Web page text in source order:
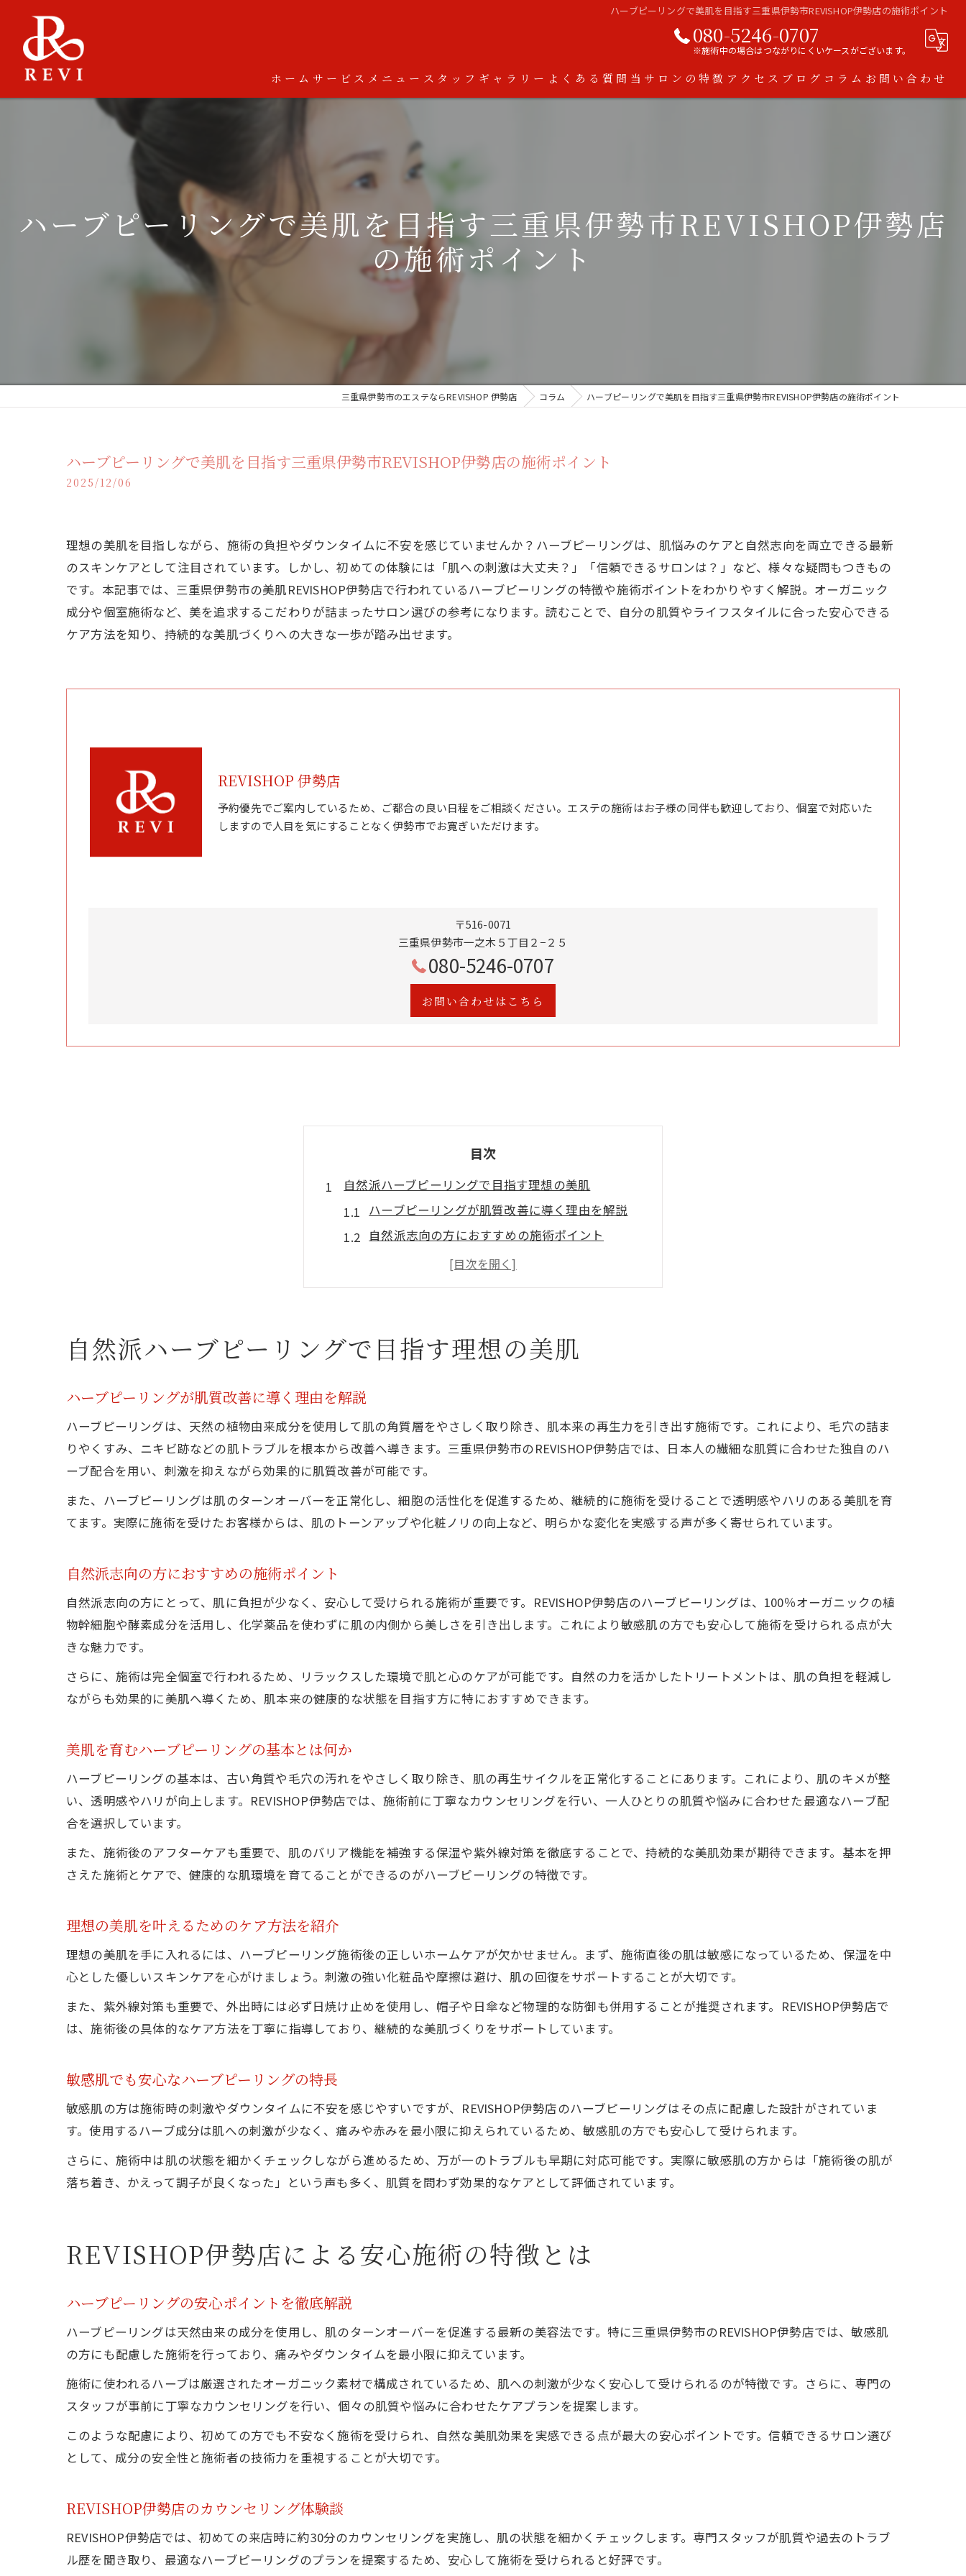
ハーブピーリングで美肌を目指す三重県伊勢市REVISHOP伊勢店の施術ポイント
080-5246-0707
※施術中の場合はつながりにくいケースがございます。
ホーム サービス メニュー スタッフ ギャラリー よくある質問 当サロンの特徴
アトピー
アクセス ブログ コラム お問い合わせ
ハーブピーリングで美肌を目指す三重県伊勢市REVISHOP伊勢店
の施術ポイント
三重県伊勢市のエステならREVISHOP 伊勢店 コラム ハーブピーリングで美肌を目指す三重県伊勢市REVISHOP伊勢店の施術ポイント
ハーブピーリングで美肌を目指す三重県伊勢市REVISHOP伊勢店の施術ポイント
2025/12/06
理想の美肌を目指しながら、施術の負担やダウンタイムに不安を感じていませんか？ハーブピーリングは、肌悩みのケアと自然志向を両立できる最新
のスキンケアとして注目されています。しかし、初めての体験には「肌への刺激は大丈夫？」「信頼できるサロンは？」など、様々な疑問もつきもの
です。本記事では、三重県伊勢市の美肌REVISHOP伊勢店で行われているハーブピーリングの特徴や施術ポイントをわかりやすく解説。オーガニック
成分や個室施術など、美を追求するこだわりが詰まったサロン選びの参考になります。読むことで、自分の肌質やライフスタイルに合った安心できる
ケア方法を知り、持続的な美肌づくりへの大きな一歩が踏み出せます。
REVISHOP 伊勢店
予約優先でご案内しているため、ご都合の良い日程をご相談ください。エステの施術はお子様の同伴も歓迎しており、個室で対応いた
しますので人目を気にすることなく伊勢市でお寛ぎいただけます。
〒516-0071
三重県伊勢市一之木５丁目２−２５
080-5246-0707
お問い合わせはこちら
目次
自然派ハーブピーリングで目指す理想の美肌
ハーブピーリングが肌質改善に導く理由を解説
自然派志向の方におすすめの施術ポイント
美肌を育むハーブピーリングの基本とは何か
理想の美肌を叶えるためのケア方法を紹介
REVISHOP伊勢店による安心施術の特徴とは
ハーブピーリングの安心ポイントを徹底解説
ハーブピーリング施術で得られる安心感とは
個室対応で安心できる美肌サロンの選び方
刺激が少ないハーブピーリングの実際の声
施術後の肌変化とその効果について解説
美肌を持続するための日々のポイント解説
ハーブピーリングが選ばれる理由と効果的な使い方
選ばれるハーブピーリングの魅力を解説
敏感肌対応のハーブピーリング施術環境
施術中の心地よさと美肌への効果を両立
安心して過ごせるサロンの工夫を紹介
自然派ハーブピーリングで目指す理想の美肌
ハーブピーリングが肌質改善に導く理由を解説
ハーブピーリングは、天然の植物由来成分を使用して肌の角質層をやさしく取り除き、肌本来の再生力を引き出す施術です。これにより、毛穴の詰ま
りやくすみ、ニキビ跡などの肌トラブルを根本から改善へ導きます。三重県伊勢市のREVISHOP伊勢店では、日本人の繊細な肌質に合わせた独自のハ
ーブ配合を用い、刺激を抑えながら効果的に肌質改善が可能です。
また、ハーブピーリングは肌のターンオーバーを正常化し、細胞の活性化を促進するため、継続的に施術を受けることで透明感やハリのある美肌を育
てます。実際に施術を受けたお客様からは、肌のトーンアップや化粧ノリの向上など、明らかな変化を実感する声が多く寄せられています。
自然派志向の方におすすめの施術ポイント
自然派志向の方にとって、肌に負担が少なく、安心して受けられる施術が重要です。REVISHOP伊勢店のハーブピーリングは、100％オーガニックの植
物幹細胞や酵素成分を活用し、化学薬品を使わずに肌の内側から美しさを引き出します。これにより敏感肌の方でも安心して施術を受けられる点が大
きな魅力です。
さらに、施術は完全個室で行われるため、リラックスした環境で肌と心のケアが可能です。自然の力を活かしたトリートメントは、肌の負担を軽減し
ながらも効果的に美肌へ導くため、肌本来の健康的な状態を目指す方に特におすすめできます。
美肌を育むハーブピーリングの基本とは何か
ハーブピーリングの基本は、古い角質や毛穴の汚れをやさしく取り除き、肌の再生サイクルを正常化することにあります。これにより、肌のキメが整
い、透明感やハリが向上します。REVISHOP伊勢店では、施術前に丁寧なカウンセリングを行い、一人ひとりの肌質や悩みに合わせた最適なハーブ配
合を選択しています。
また、施術後のアフターケアも重要で、肌のバリア機能を補強する保湿や紫外線対策を徹底することで、持続的な美肌効果が期待できます。基本を押
さえた施術とケアで、健康的な肌環境を育てることができるのがハーブピーリングの特徴です。
理想の美肌を叶えるためのケア方法を紹介
理想の美肌を手に入れるには、ハーブピーリング施術後の正しいホームケアが欠かせません。まず、施術直後の肌は敏感になっているため、保湿を中
心とした優しいスキンケアを心がけましょう。刺激の強い化粧品や摩擦は避け、肌の回復をサポートすることが大切です。
また、紫外線対策も重要で、外出時には必ず日焼け止めを使用し、帽子や日傘など物理的な防御も併用することが推奨されます。REVISHOP伊勢店で
は、施術後の具体的なケア方法を丁寧に指導しており、継続的な美肌づくりをサポートしています。
敏感肌でも安心なハーブピーリングの特長
敏感肌の方は施術時の刺激やダウンタイムに不安を感じやすいですが、REVISHOP伊勢店のハーブピーリングはその点に配慮した設計がされていま
す。使用するハーブ成分は肌への刺激が少なく、痛みや赤みを最小限に抑えられているため、敏感肌の方でも安心して受けられます。
さらに、施術中は肌の状態を細かくチェックしながら進めるため、万が一のトラブルも早期に対応可能です。実際に敏感肌の方からは「施術後の肌が
落ち着き、かえって調子が良くなった」という声も多く、肌質を問わず効果的なケアとして評価されています。
REVISHOP伊勢店による安心施術の特徴とは
ハーブピーリングの安心ポイントを徹底解説
ハーブピーリングは天然由来の成分を使用し、肌のターンオーバーを促進する最新の美容法です。特に三重県伊勢市のREVISHOP伊勢店では、敏感肌
の方にも配慮した施術を行っており、痛みやダウンタイムを最小限に抑えています。
施術に使われるハーブは厳選されたオーガニック素材で構成されているため、肌への刺激が少なく安心して受けられるのが特徴です。さらに、専門の
スタッフが事前に丁寧なカウンセリングを行い、個々の肌質や悩みに合わせたケアプランを提案します。
このような配慮により、初めての方でも不安なく施術を受けられ、自然な美肌効果を実感できる点が最大の安心ポイントです。信頼できるサロン選び
として、成分の安全性と施術者の技術力を重視することが大切です。
REVISHOP伊勢店のカウンセリング体験談
REVISHOP伊勢店では、初めての来店時に約30分のカウンセリングを実施し、肌の状態を細かくチェックします。専門スタッフが肌質や過去のトラブ
ル歴を聞き取り、最適なハーブピーリングのプランを提案するため、安心して施術を受けられると好評です。